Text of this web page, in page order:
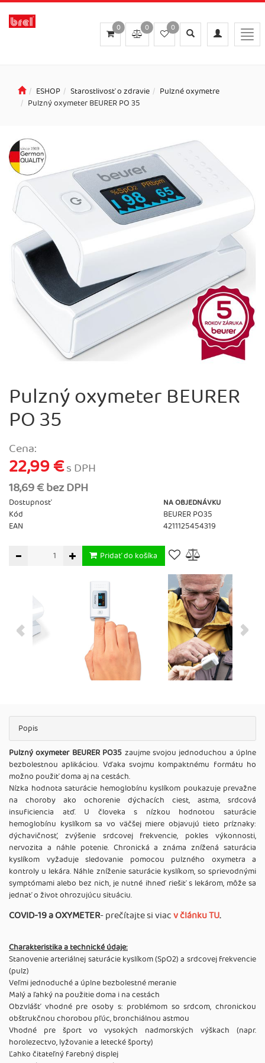
Toggle
navigation
Toggle
search
0
0
0
ESHOP Starostlivosť o zdravie
Pulzné oxymetre
Pulzný oxymeter BEURER PO 35
Pulzný oxymeter BEURER
PO 35
Cena:
22,99 €s DPH
18,69 € bez DPH
Dostupnosť NA OBJEDNÁVKU
Kód
BEURER PO35
EAN
4211125454319
Pridať do košíka
Popis
Pulzný oxymeter BEURER PO35 zaujme svojou jednoduchou a úplne
bezbolestnou aplikáciou. Vďaka svojmu kompaktnému formátu ho
možno použiť doma aj na cestách.
Nízka hodnota saturácie hemoglobínu kyslíkom poukazuje prevažne
na choroby ako ochorenie dýchacích ciest, astma, srdcová
insuficiencia atď. U človeka s nízkou hodnotou saturácie
hemoglobínu kyslíkom sa vo väčšej miere objavujú tieto príznaky:
dýchavičnosť, zvýšenie srdcovej frekvencie, pokles výkonnosti,
nervozita a náhle potenie. Chronická a známa znížená saturácia
kyslíkom vyžaduje sledovanie pomocou pulzného oxymetra a
kontroly u lekára. Náhle zníženie saturácie kyslíkom, so sprievodnými
symptómami alebo bez nich, je nutné ihneď riešiť s lekárom, môže sa
jednať o život ohrozujúcu situáciu.
COVID-19 a OXYMETER- prečítajte si viacv článku TU.
Charakteristika a technické údaje:
Stanovenie arteriálnej saturácie kyslíkom (SpO2) a srdcovej frekvencie
(pulz)
Veľmi jednoduché a úplne bezbolestné meranie
Malý a ľahký na použitie doma i na cestách
Obzvlášť vhodné pre osoby s: problémom so srdcom, chronickou
obštrukčnou chorobou pľúc, bronchiálnou astmou
Vhodné pre šport vo vysokých nadmorských výškach (napr.
horolezectvo, lyžovanie a letecké športy)
Ľahko čitateľný farebný displej